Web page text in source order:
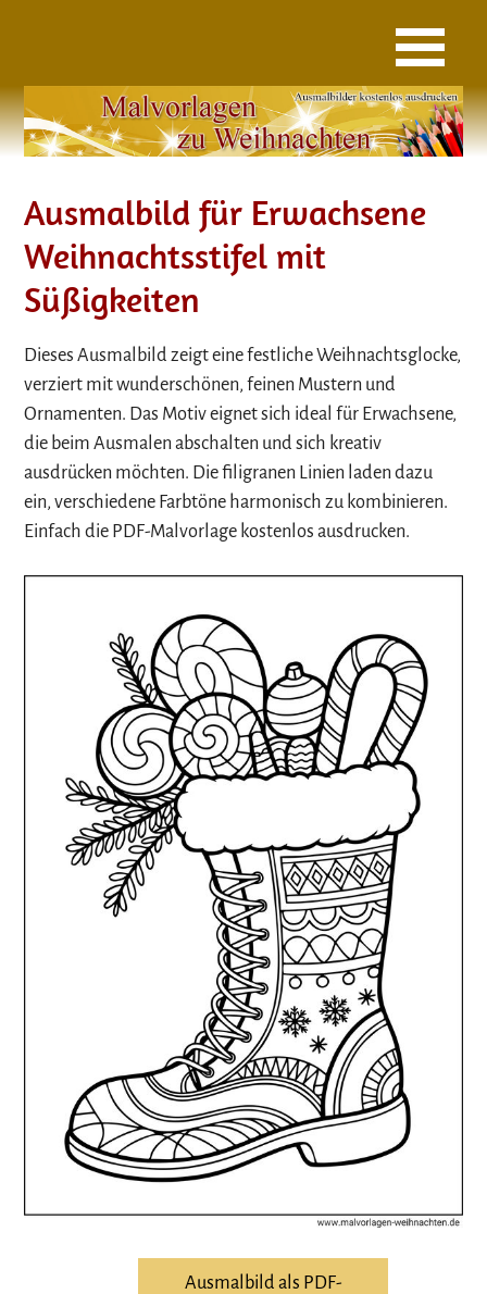
Ausmalbild für Erwachsene
Weihnachtsstifel mit
Süßigkeiten
Dieses Ausmalbild zeigt eine festliche Weihnachtsglocke,
verziert mit wunderschönen, feinen Mustern und
Ornamenten. Das Motiv eignet sich ideal für Erwachsene,
die beim Ausmalen abschalten und sich kreativ
ausdrücken möchten. Die filigranen Linien laden dazu
ein, verschiedene Farbtöne harmonisch zu kombinieren.
Einfach die PDF-Malvorlage kostenlos ausdrucken.
Ausmalbild als PDF-